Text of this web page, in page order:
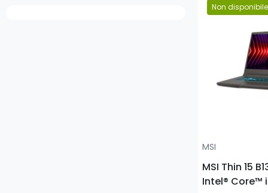
Non disponibile
MSI
MSI Thin 15
Intel® Core™